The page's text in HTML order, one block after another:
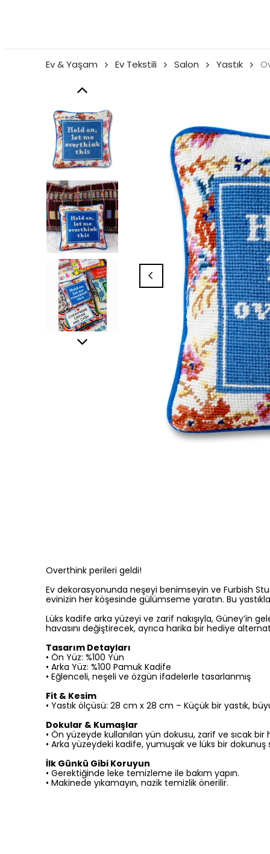
Ev & Yaşam Ev Tekstili Salon Yastık
Overthink perileri geldi!
Ev dekorasyonunda neşeyi benimseyin ve Furbish
evinizin her köşesinde gülümseme yaratın. Bu
Lüks kadife arka yüzeyi ve zarif nakışıyla, Güney’in
havasını değiştirecek, ayrıca harika bir hediye
Tasarım Detayları
• Ön Yüz: %100 Yün
• Arka Yüz: %100 Pamuk Kadife
• Eğlenceli, neşeli ve özgün ifadelerle tasarlanmış
Fit & Kesim
• Yastık ölçüsü: 28 cm x 28 cm – Küçük bir yastık,
Dokular & Kumaşlar
• Ön yüzeyde kullanılan yün dokusu, zarif ve sıcak bir
• Arka yüzeydeki kadife, yumuşak ve lüks bir dokunuş
İlk Günkü Gibi Koruyun
• Gerektiğinde leke temizleme ile bakım yapın.
• Makinede yıkamayın, nazik temizlik önerilir.